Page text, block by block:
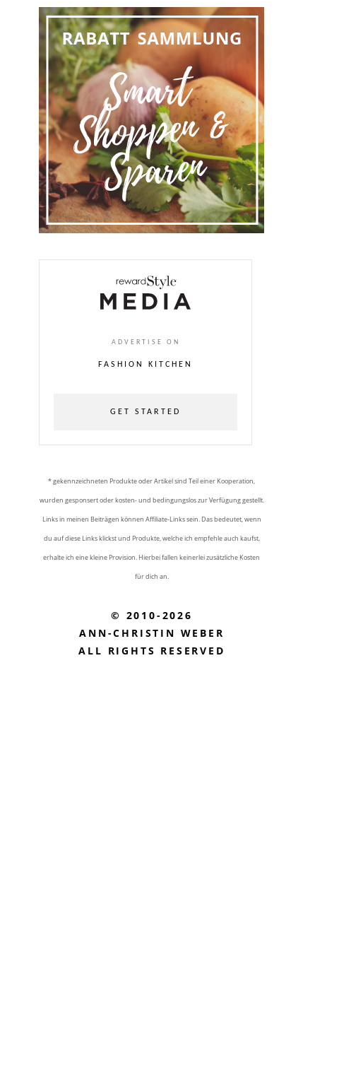
ADVERTISE ON
FASHION KITCHEN
GET STARTED
* gekennzeichneten Produkte oder Artikel sind Teil einer Kooperation,
wurden gesponsert oder kosten- und bedingungslos zur Verfügung gestellt.
Links in meinen Beiträgen können Affiliate-Links sein. Das bedeutet, wenn
du auf diese Links klickst und Produkte, welche ich empfehle auch kaufst,
erhalte ich eine kleine Provision. Hierbei fallen keinerlei zusätzliche Kosten
für dich an.
© 2010-2026
ANN-CHRISTIN WEBER
ALL RIGHTS RESERVED